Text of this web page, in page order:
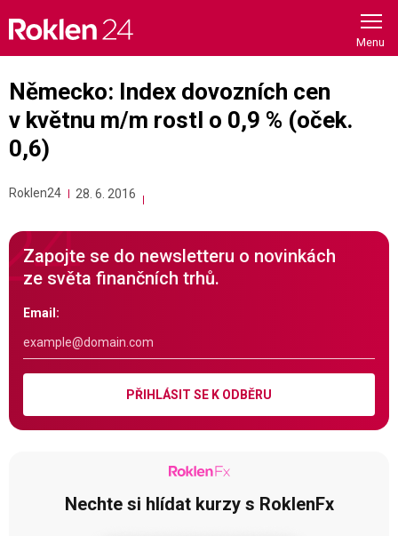
content
Německo: Index dovozních cen
v květnu m/m rostl o 0,9 % (oček.
0,6)
Roklen24 28. 6. 2016
Zapojte se do newsletteru o novinkách
ze světa finančních trhů.
Email:
PŘIHLÁSIT SE K ODBĚRU
Nechte si hlídat kurzy s RoklenFx